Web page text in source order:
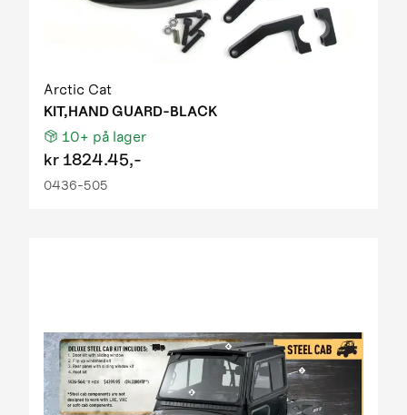
Arctic Cat
KIT,HAND GUARD-BLACK
10+ på lager
kr 1824.45,-
0436-505